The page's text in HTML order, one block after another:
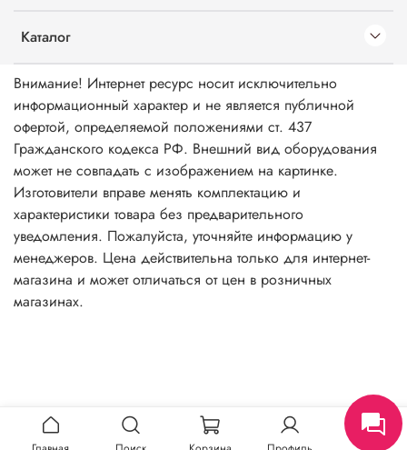
Каталог
Внимание! Интернет ресурс носит исключительно
информационный характер и не является публичной
офертой, определяемой положениями ст. 437
Гражданского кодекса РФ. Внешний вид оборудования
может не совпадать с изображением на картинке.
Изготовители вправе менять комплектацию и
характеристики товара без предварительного
уведомления. Пожалуйста, уточняйте информацию у
менеджеров. Цена действительна только для интернет-
магазина и может отличаться от цен в розничных
магазинах.